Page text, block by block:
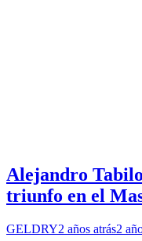
Alejandro
triunfo en el
GELDRY2 años atrás2